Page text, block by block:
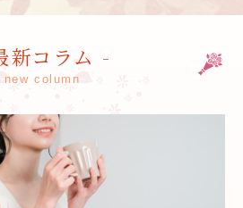
新コラム -
new column